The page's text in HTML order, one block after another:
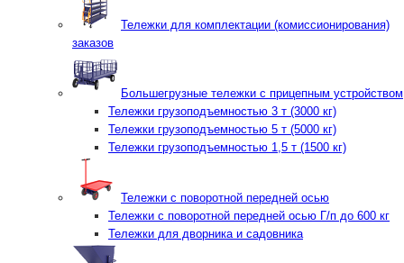
Тележки для комплектации (комиссионирования)
заказов
Большегрузные тележки с прицепным устройством
Тележки грузоподъемностью 3 т (3000 кг)
Тележки грузоподъемностью 5 т (5000 кг)
Тележки грузоподъемностью 1,5 т (1500 кг)
Тележки с поворотной передней осью
Тележки с поворотной передней осью Г/п до 600 кг
Тележки для дворника и садовника